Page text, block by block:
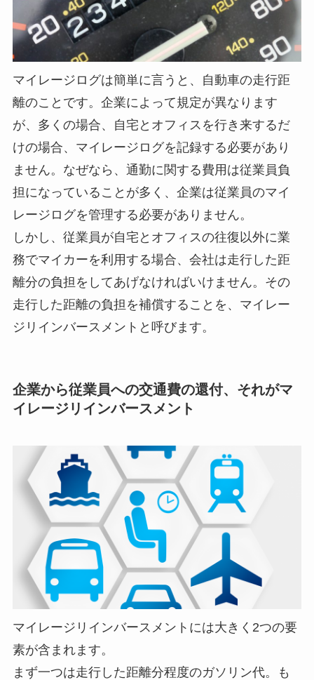
マイレージログは簡単に言うと、自動車の走行距
離のことです。企業によって規定が異なります
が、多くの場合、自宅とオフィスを行き来するだ
けの場合、マイレージログを記録する必要があり
ません。なぜなら、通勤に関する費用は従業員負
担になっていることが多く、企業は従業員のマイ
レージログを管理する必要がありません。
しかし、従業員が自宅とオフィスの往復以外に業
務でマイカーを利用する場合、会社は走行した距
離分の負担をしてあげなければいけません。その
走行した距離の負担を補償することを、マイレー
ジリインバースメントと呼びます。
企業から従業員への交通費の還付、それがマ
イレージリインバースメント
マイレージリインバースメントには大きく2つの要
素が含まれます。
まず一つは走行した距離分程度のガソリン代。も